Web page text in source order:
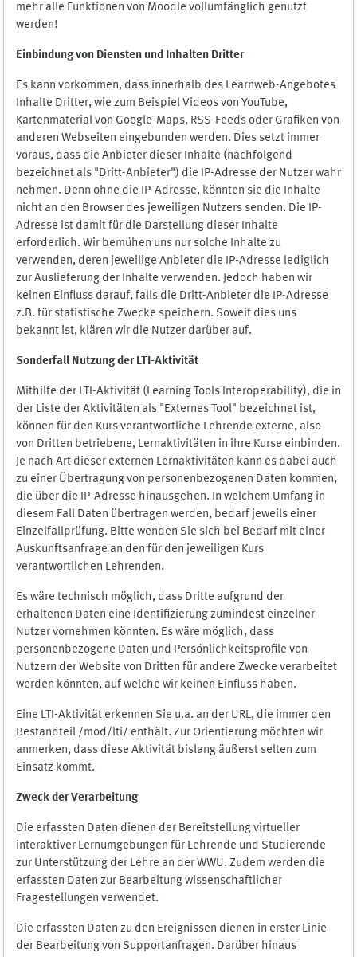
mehr alle Funktionen von Moodle vollumfänglich genutzt
werden!
Einbindung von Diensten und Inhalten Dritter
Es kann vorkommen, dass innerhalb des Learnweb-Angebotes
Inhalte Dritter, wie zum Beispiel Videos von YouTube,
Kartenmaterial von Google-Maps, RSS-Feeds oder Grafiken von
anderen Webseiten eingebunden werden. Dies setzt immer
voraus, dass die Anbieter dieser Inhalte (nachfolgend
bezeichnet als "Dritt-Anbieter") die IP-Adresse der Nutzer wahr
nehmen. Denn ohne die IP-Adresse, könnten sie die Inhalte
nicht an den Browser des jeweiligen Nutzers senden. Die IP-
Adresse ist damit für die Darstellung dieser Inhalte
erforderlich. Wir bemühen uns nur solche Inhalte zu
verwenden, deren jeweilige Anbieter die IP-Adresse lediglich
zur Auslieferung der Inhalte verwenden. Jedoch haben wir
keinen Einfluss darauf, falls die Dritt-Anbieter die IP-Adresse
z.B. für statistische Zwecke speichern. Soweit dies uns
bekannt ist, klären wir die Nutzer darüber auf.
Sonderfall Nutzung der LTI-Aktivität
Mithilfe der LTI-Aktivität (Learning Tools Interoperability), die in
der Liste der Aktivitäten als "Externes Tool" bezeichnet ist,
können für den Kurs verantwortliche Lehrende externe, also
von Dritten betriebene, Lernaktivitäten in ihre Kurse einbinden.
Je nach Art dieser externen Lernaktivitäten kann es dabei auch
zu einer Übertragung von personenbezogenen Daten kommen,
die über die IP-Adresse hinausgehen. In welchem Umfang in
diesem Fall Daten übertragen werden, bedarf jeweils einer
Einzelfallprüfung. Bitte wenden Sie sich bei Bedarf mit einer
Auskunftsanfrage an den für den jeweiligen Kurs
verantwortlichen Lehrenden.
Es wäre technisch möglich, dass Dritte aufgrund der
erhaltenen Daten eine Identifizierung zumindest einzelner
Nutzer vornehmen könnten. Es wäre möglich, dass
personenbezogene Daten und Persönlichkeitsprofile von
Nutzern der Website von Dritten für andere Zwecke verarbeitet
werden könnten, auf welche wir keinen Einfluss haben.
Eine LTI-Aktivität erkennen Sie u.a. an der URL, die immer den
Bestandteil /mod/lti/ enthält. Zur Orientierung möchten wir
anmerken, dass diese Aktivität bislang äußerst selten zum
Einsatz kommt.
Zweck der Verarbeitung
Die erfassten Daten dienen der Bereitstellung virtueller
interaktiver Lernumgebungen für Lehrende und Studierende
zur Unterstützung der Lehre an der WWU. Zudem werden die
erfassten Daten zur Bearbeitung wissenschaftlicher
Fragestellungen verwendet.
Die erfassten Daten zu den Ereignissen dienen in erster Linie
der Bearbeitung von Supportanfragen. Darüber hinaus